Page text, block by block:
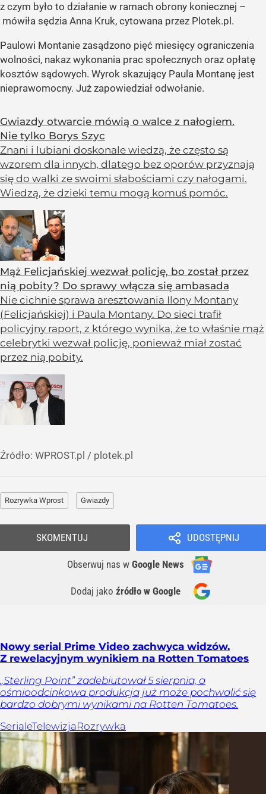
z czym było to działanie w ramach obrony koniecznej –
mówiła sędzia Anna Kruk, cytowana przez Plotek.pl.
Paulowi Montanie zasądzono pięć miesięcy ograniczenia
wolności, nakaz wykonania prac społecznych oraz opłatę
kosztów sądowych. Wyrok skazujący Paula Montanę jest
nieprawomocny. Już zapowiedział odwołanie.
Gwiazdy otwarcie mówią o walce z nałogiem.
Nie tylko Borys Szyc
Znani i lubiani doskonale wiedzą, że często są
wzorem dla innych, dlatego bez oporów przyznają
się do walki ze swoimi słabościami czy nałogami.
Wiedzą, że dzieki temu mogą komuś pomóc.
Mąż Felicjańskiej wezwał policję, bo został przez
nią pobity? Do sprawy włącza się ambasada
Nie cichnie sprawa aresztowania Ilony Montany
(Felicjańskiej) i Paula Montany. Do sieci trafił
policyjny raport, z którego wynika, że to właśnie mąż
celebrytki wezwał policję, ponieważ miał zostać
przez nią pobity.
Źródło: WPROST.pl / plotek.pl
Rozrywka Wprost Gwiazdy
UDOSTĘPNIJ
Obserwuj nas w Google News
Dodaj jako źródło w Google
SKOMENTUJ
Nowy serial Prime Video zachwyca widzów.
Z rewelacyjnym wynikiem na Rotten Tomatoes
„Sterling Point” zadebiutował 5 sierpnia, a
ośmioodcinkowa produkcja już może pochwalić się
bardzo dobrymi wynikami na Rotten Tomatoes.
SerialeTelewizjaRozrywka